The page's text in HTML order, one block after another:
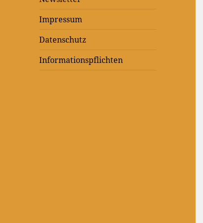
Impressum
Datenschutz
Informationspflichten